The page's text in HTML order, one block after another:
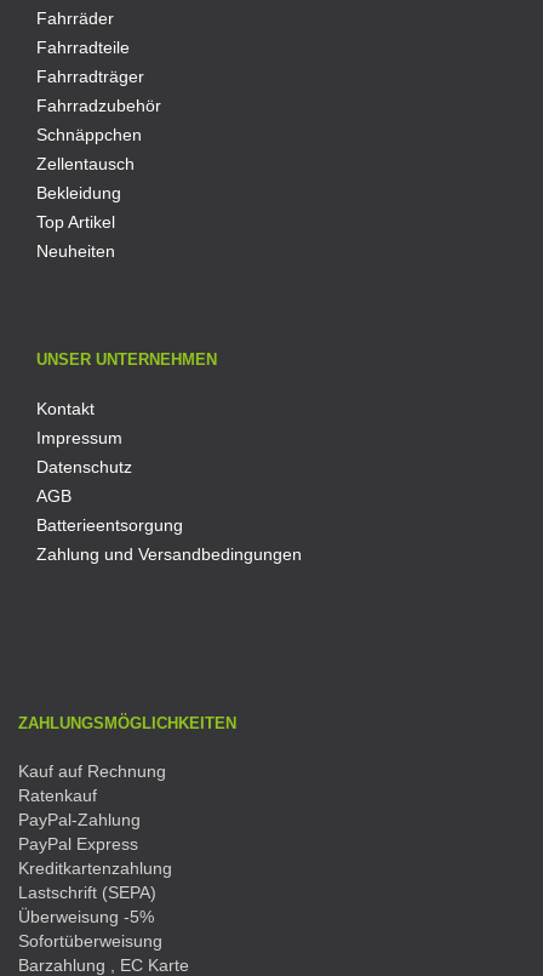
Fahrräder
Fahrradteile
Fahrradträger
Fahrradzubehör
Schnäppchen
Zellentausch
Bekleidung
Top Artikel
Neuheiten
UNSER UNTERNEHMEN
Kontakt
Impressum
Datenschutz
AGB
Batterieentsorgung
Zahlung und Versandbedingungen
ZAHLUNGSMÖGLICHKEITEN
Kauf auf Rechnung
Ratenkauf
PayPal-Zahlung
PayPal Express
Kreditkartenzahlung
Lastschrift (SEPA)
Überweisung -5%
Sofortüberweisung
Barzahlung , EC Karte